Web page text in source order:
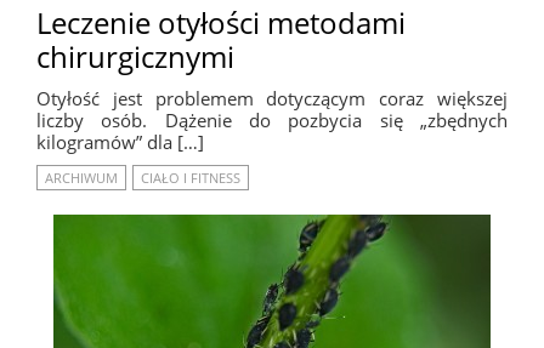
Leczenie otyłości metodami
chirurgicznymi
Otyłość jest problemem dotyczącym coraz większej
liczby osób. Dążenie do pozbycia się „zbędnych
kilogramów” dla […]
ARCHIWUM CIAŁO I FITNESS